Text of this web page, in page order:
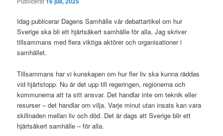
Idag publicerar Dagens Samhälle vår debattartikel om hur
Sverige ska bli ett hjärtsäkert samhälle för alla. Jag skriver
tillsammans med flera viktiga aktörer och organisationer i
samhället.
Tillsammans har vi kunskapen om hur fler liv ska kunna räddas
vid hjärtstopp. Nu är det upp till regeringen, regionerna och
kommunerna att ta sitt ansvar. Det handlar inte om teknik eller
resurser – det handlar om vilja. Varje minut utan insats kan vara
skillnaden mellan liv och död. Det är dags att Sverige blir ett
hjärtsäkert samhälle – för alla.